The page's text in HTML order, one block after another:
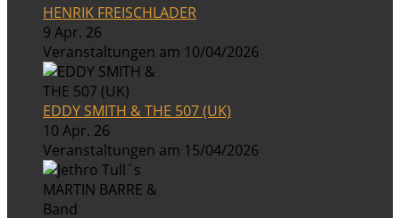
HENRIK FREISCHLADER
9 Apr. 26
Veranstaltungen am 10/04/2026
EDDY SMITH & THE 507 (UK)
10 Apr. 26
Veranstaltungen am 15/04/2026